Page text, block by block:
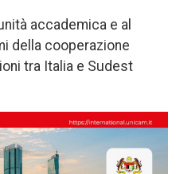
accademica e al
della cooperazione
tra Italia e Sudest